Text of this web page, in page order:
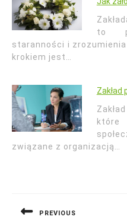
to
staranności i
krokiem jest…
Zakład
które
związane z organizacją…
PREVIOUS